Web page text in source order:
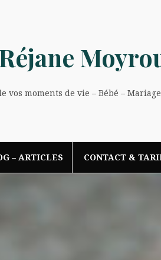
Réjane
vos moments de vie – Bébé –
– ARTICLES CONTACT &